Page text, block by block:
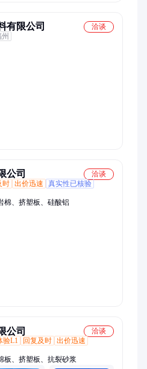
有限公司
洽谈
公司
洽谈
时 出价迅速
真实性已核验
棉、挤塑板、硅酸铝
公司
洽谈
验L1 回复及时 出价迅速
板、挤塑板、抗裂砂浆